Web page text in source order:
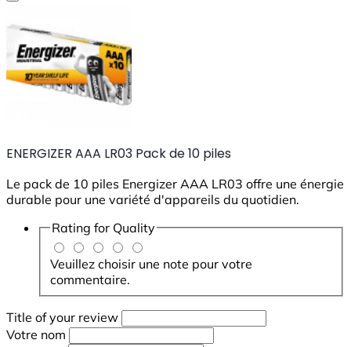
ENERGIZER AAA LR03 Pack de 10 piles
Le pack de 10 piles Energizer AAA LR03 offre une énergie
durable pour une variété d'appareils du quotidien.
Rating for Quality
Veuillez choisir une note pour votre
commentaire.
Title of your review
Votre nom